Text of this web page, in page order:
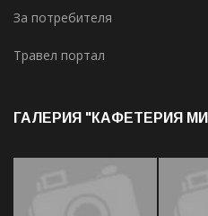
За потребителя
Травел портал
ГАЛЕРИЯ "КАФЕТЕРИЯ